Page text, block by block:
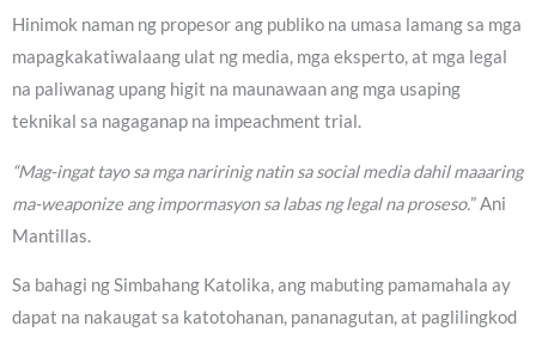
Hinimok naman ng propesor ang publiko na umasa lamang sa mga
mapagkakatiwalaang ulat ng media, mga eksperto, at mga legal
na paliwanag upang higit na maunawaan ang mga usaping
teknikal sa nagaganap na impeachment trial.
“Mag-ingat tayo sa mga naririnig natin sa social media dahil maaaring
ma-weaponize ang impormasyon sa labas ng legal na proseso.” Ani
Mantillas.
Sa bahagi ng Simbahang Katolika, ang mabuting pamamahala ay
dapat na nakaugat sa katotohanan, pananagutan, at paglilingkod